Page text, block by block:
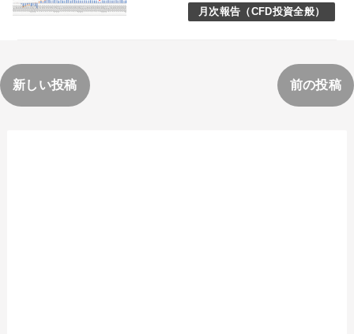
月次報告（CFD投資全般）
新しい投稿 前の投稿